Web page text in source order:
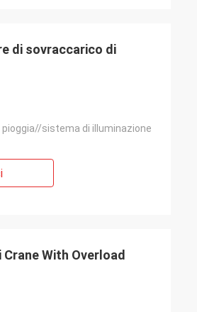
di sovraccarico di
sistema di illuminazione
With Overload